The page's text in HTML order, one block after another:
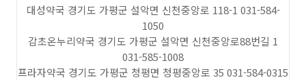
대성약국 경기도 가평군 설악면 신천중앙로 118-1 031-584-
1050
감초온누리약국 경기도 가평군 설악면 신천중앙로88번길 1
031-585-1008
프라자약국 경기도 가평군 청평면 청평중앙로 35 031-584-0315